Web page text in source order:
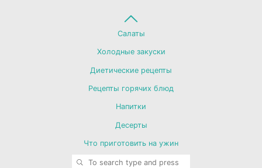
Салаты
Холодные закуски
Диетические рецепты
Рецепты горячих блюд
Напитки
Десерты
Что приготовить на ужин
SEARCH
Back
to
Top